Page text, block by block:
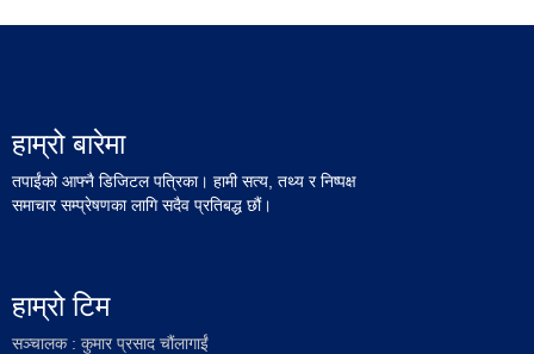
हाम्रो बारेमा
तपाईंको आफ्नै डिजिटल पत्रिका। हामी सत्य, तथ्य र निष्पक्ष
समाचार सम्प्रेषणका लागि सदैव प्रतिबद्ध छौं।
हाम्रो टिम
सञ्चालक : कुमार प्रसाद चौंलागाईं